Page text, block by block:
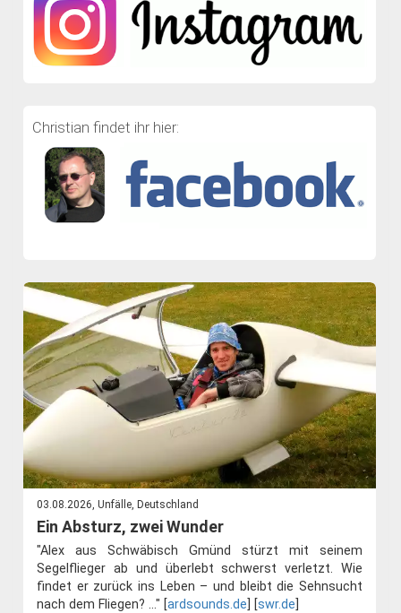
Christian findet ihr hier:
03.08.2026, Unfälle, Deutschland
Ein Absturz, zwei Wunder
"Alex aus Schwäbisch Gmünd stürzt mit seinem
Segelflieger ab und überlebt schwerst verletzt. Wie
findet er zurück ins Leben – und bleibt die Sehnsucht
nach dem Fliegen? ..." [ardsounds.de ] [swr.de